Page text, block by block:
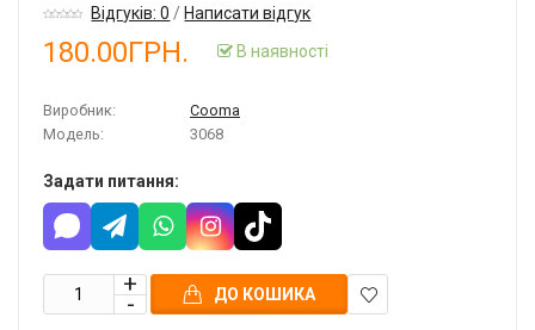
Відгуків: 0 /Написати відгук
180.00ГРН. В наявності
Виробник:
Cooma
Модель:
3068
Задати питання:
ДО КОШИКА